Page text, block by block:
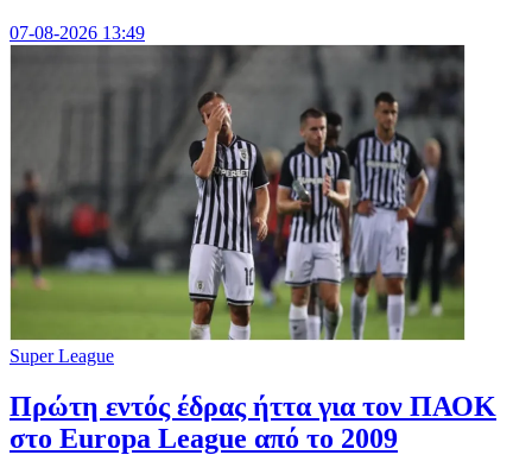
07-08-2026 13:49
Super League
Πρώτη εντός έδρας ήττα για τον ΠΑΟΚ
στο Europa League από το 2009